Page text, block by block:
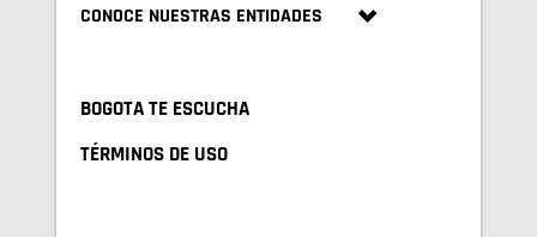
CONOCE NUESTRAS ENTIDADES
BOGOTA TE ESCUCHA
TÉRMINOS DE USO